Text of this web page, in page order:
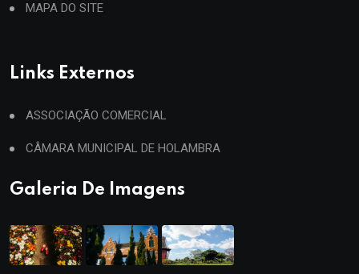
MAPA DO SITE
Links Externos
ASSOCIAÇÃO COMERCIAL
CÂMARA MUNICIPAL DE HOLAMBRA
Galeria De Imagens